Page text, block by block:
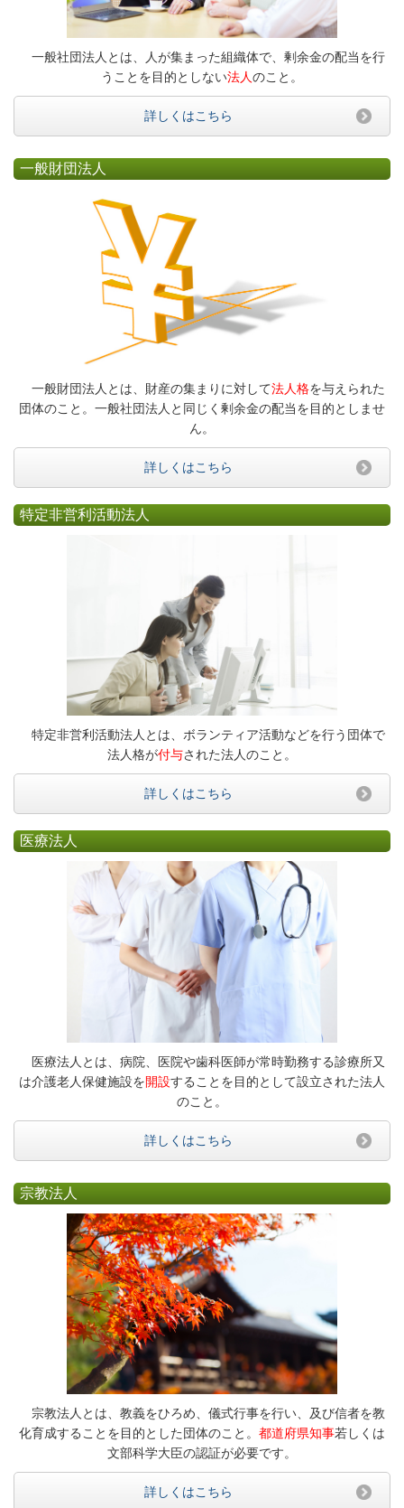
一般社団法人とは、人が集まった組織体で、剰余金の配当を行
うことを目的としない法人のこと。
詳しくはこちら
一般財団法人
一般財団法人とは、財産の集まりに対して法人格を与えられた
団体のこと。一般社団法人と同じく剰余金の配当を目的としませ
ん。
詳しくはこちら
特定非営利活動法人
特定非営利活動法人とは、ボランティア活動などを行う団体で
法人格が付与された法人のこと。
詳しくはこちら
医療法人
医療法人とは、病院、医院や歯科医師が常時勤務する診療所又
は介護老人保健施設を開設することを目的として設立された法人
のこと。
詳しくはこちら
宗教法人
宗教法人とは、教義をひろめ、儀式行事を行い、及び信者を教
化育成することを目的とした団体のこと。 都道府県知事若しくは
文部科学大臣の認証が必要です。
詳しくはこちら